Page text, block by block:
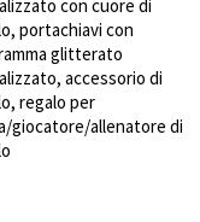
donna/moglie/lei